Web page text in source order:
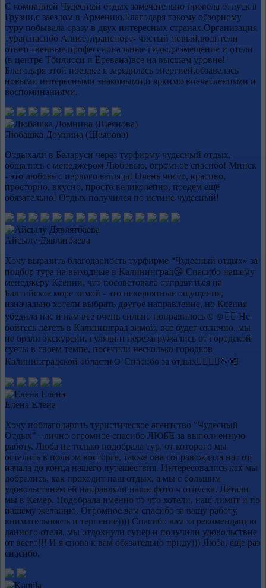
С компанией Чудесный отдых замечательно провела отпуск в
Грузии,с заездом в Армению.Благодаря такому обзорному
туру побывала сразу в двух интересных странах.Организация
тура(спасибо Алисе),транспорт- чистый новый,водители
ответственные,профессиональные гиды,размещение и отели
(в центре Тбилисси и Еревана)все на высшем уровне!
Благодаря этой поездке я зарядилась энергией,обзавелась
новыми интересными знакомыми,и яркими впечатлениями и
воспоминаниями.
Любашка Домнина (Шеянова)
Отдыхали в Беларуси через турфирму чудесный отдых,
общались с менеджером Любовью, огромное спасибо! Минск
- это любовь с первого взгляда! Очень чисто, красиво,
просторно, вкусно, просто великолепно, поедем ещё
обязательно! Отдых получился по истине чудесный!
Айсылу Дявлятбаева
Хочу выразить благодарность турфирме “Чудесный отдых» за
подбор тура на выходные в Калининград😘 Спасибо нашему
менеджеру Ксении, что посоветовала отправиться на
Балтийское море зимой - это невероятные ощущения,
изначально хотели выбрать другое направление, но Ксения
убедила нас и нам все очень сильно понравилось☺️☺️👍🏻 Не
бойтесь лететь в Калининград зимой, все будет отлично, мы
не брали экскурсии, гуляли и перезагружались от городской
суеты в своем темпе, посетили несколько городков
Калининградской области☺️ Спасибо за отдых👍🏻👍🏻🫰🏼
Елена Елена
Хочу поблагодарить туристическое агентство "Чудесный
Отдых" - лично огромное спасибо ЛЮБЕ за выполненную
работу. Люба не только подобрала тур, от которого мы
остались в полном восторге, также она соправождала нас от
начала до конца нашего путешествия. Интересовались как мы
добрались, как проходит наш отдых, а мы с большим
удовольствием ей направляли наши фото ч отпуска. Летали
мы в Кемер. Подобрала именно то что хотели, наш лимит и по
нашему желанию. Огромное вам спасибо за вашу работу,
внимательность и терпение)))) Спасибо вам за рекомендацию
данного отеля, мы отдохнули супер и получили удовольствие
от всего!!! И я снова к вам обязательно приду))) Люба, еще раз
спасибо.